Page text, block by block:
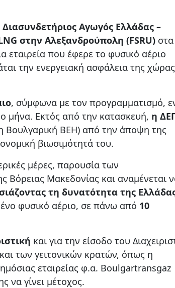
Διασυνδετήριος Αγωγός Ελλάδας –
στην Αλεξανδρούπολη (FSRU) στα
εταιρεία που έφερε το φυσικό αέριο
την ενεργειακή ασφάλεια της χώρας
, σύμφωνα με τον προγραμματισμό,
μήνα. Εκτός από την κατασκευή, η
Βουλγαρική ΒΕΗ) από την άποψη της
βιωσιμότητά του.
μέρες, παρουσία των
Μακεδονίας και αναμένεται
τη δυνατότητα της
φυσικό αέριο, σε πάνω από 10
και για την είσοδο του
των γειτονικών κρατών, όπως η
εταιρείας φ.α. Boulgartransgaz
να γίνει μέτοχος.